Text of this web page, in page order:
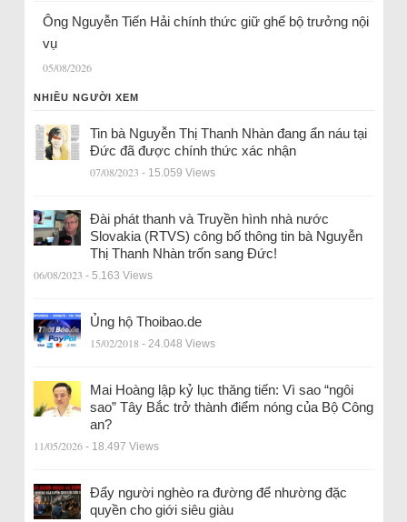
Ông Nguyễn Tiến Hải chính thức giữ ghế bộ trưởng nội
vụ
05/08/2026
NHIỀU NGƯỜI XEM
Tin bà Nguyễn Thị Thanh Nhàn đang ẩn náu tại
Đức đã được chính thức xác nhận
07/08/2023 - 15.059 Views
Đài phát thanh và Truyền hình nhà nước
Slovakia (RTVS) công bố thông tin bà Nguyễn
Thị Thanh Nhàn trốn sang Đức!
06/08/2023 - 5.163 Views
Ủng hộ Thoibao.de
15/02/2018 - 24.048 Views
Mai Hoàng lập kỷ lục thăng tiến: Vì sao “ngôi
sao” Tây Bắc trở thành điểm nóng của Bộ Công
an?
11/05/2026 - 18.497 Views
Đẩy người nghèo ra đường để nhường đặc
quyền cho giới siêu giàu